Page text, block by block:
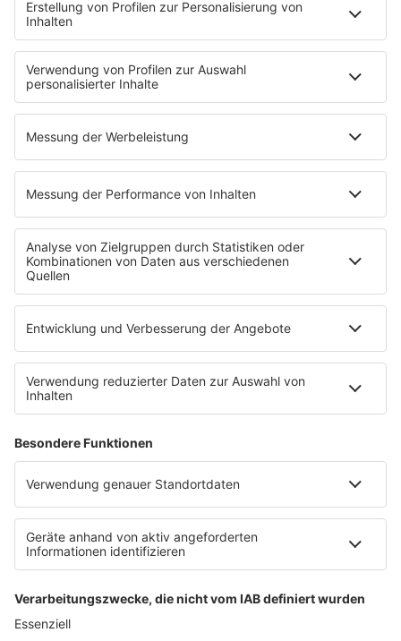
Presse & Downloads
Verkehr
Wetter
EMPFANG
Übersicht
radio.de
radioplayer.de
Partner
WERBUNG
Leistungen und Produkte
Mediadaten und Preisliste
Ansprechpartner
RECHTLICHES
Datenschutz
Datenschutzeinstellungen
Datenverarbeitung bei Gewinnspielen
Teilnahmebedingungen
Bildnachweise
KI-Leitlinie